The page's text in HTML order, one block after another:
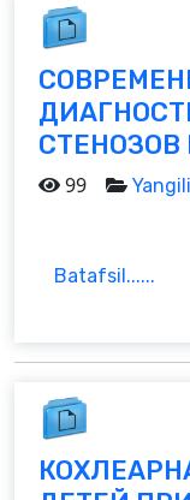
СТЕНОЗОВ
99
Batafsil......